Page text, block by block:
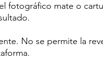
fotográfico mate o
No se permite la